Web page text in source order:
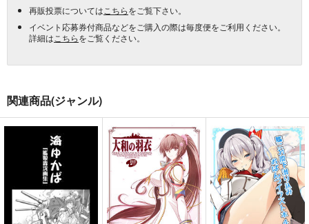
再販投票については こちらをご覧下さい。
イベント応募券付商品などをご購入の際は毎度便をご利用ください。
詳細は こちらをご覧ください。
関連商品(ジャンル)